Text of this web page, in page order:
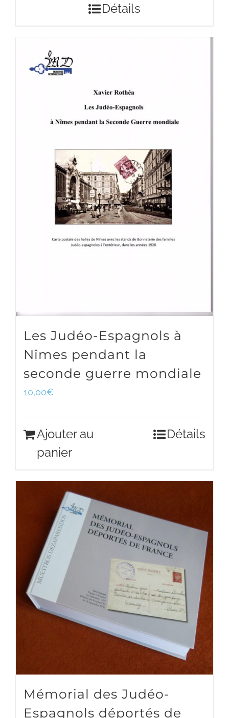
Détails
Les Judéo-Espagnols à
Nîmes pendant la
seconde guerre mondiale
10,00€
Ajouter au
panier
Détails
Mémorial des Judéo-
Espagnols déportés de